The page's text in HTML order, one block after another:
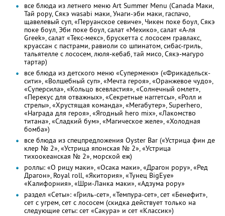
все блюда из летнего меню Art Summer Menu (Canada Маки,
Тай рору, Сякэ wasabi маки, Унаги-эби маки, гаспачо,
щавелевый суп, «Перуанское севиче», Чикен поке боул, Сякэ
поке боул, Эби поке боул, салат «Мехико», салат «А-ля
Greek», салат «Текс-мекс», брускетта с лососем гравлакс,
круассан с пастрами, равиоли со шпинатом, сибас-гриль,
тальятелле с лососем, люля-кебаб, тай мисо, Сякэ-магуро
тартар)
все блюда из детского меню «Суперменю» («Фрикадельск-
сити», «Волшебный суп», «Мечта героя», «Оранжевое чудо»,
«Суперсила», «Кольцо всевластия», «Солнечный омлет»,
«Перекус для отважных», «Секретные наггетсы», «Ролл и
стрелы», «Хрустящая команда», «Мегабутер», Superhero,
«Награда для героя», «Ягодный hero mix», «Лакомство
титана», «Сладкий бум», «Магическое желе», «Холодная
бомба»)
все блюда из спецпредложения Oyster Bar («Устрица фин де
клер № 2», «Устрица японская № 2», «Устрица
тихоокеанская № 2», морской еж)
роллы: «О рицу маки», «Осака маки», «Драгон рору», «Ред
Драгон», Royal roll, «Якитория», «Тунец BigEye»
«Калифорния», «Шри-Ланка маки», «Адзума рору»
раздел «Сеты»: «Гриль-сет», «Темпура-сет», сет «Бенефит»,
сет с угрем, сет с лососем (скидка действует только на
следующие сеты: сет «Сакура» и сет «Классик»)